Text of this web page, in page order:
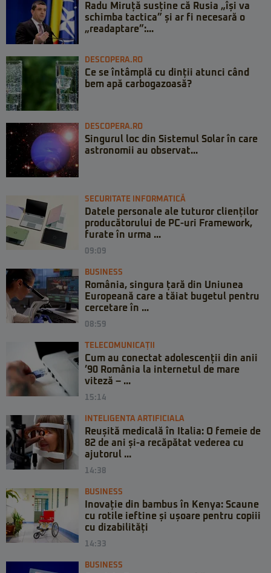
Radu Miruță susține că Rusia „își va
schimba tactica” și ar fi necesară o
„readaptare”:...
DESCOPERA.RO
Ce se întâmplă cu dinții atunci când
bem apă carbogazoasă?
DESCOPERA.RO
Singurul loc din Sistemul Solar în care
astronomii au observat...
SECURITATE INFORMATICĂ
Datele personale ale tuturor clienților
producătorului de PC-uri Framework,
furate în urma ...
09:09
BUSINESS
România, singura țară din Uniunea
Europeană care a tăiat bugetul pentru
cercetare în ...
08:59
TELECOMUNICAȚII
Cum au conectat adolescenții din anii
’90 România la internetul de mare
viteză – ...
15:14
INTELIGENTA ARTIFICIALA
Reușită medicală în Italia: O femeie de
82 de ani și-a recăpătat vederea cu
ajutorul ...
14:38
BUSINESS
Inovație din bambus în Kenya: Scaune
cu rotile ieftine și ușoare pentru copiii
cu dizabilități
14:33
BUSINESS